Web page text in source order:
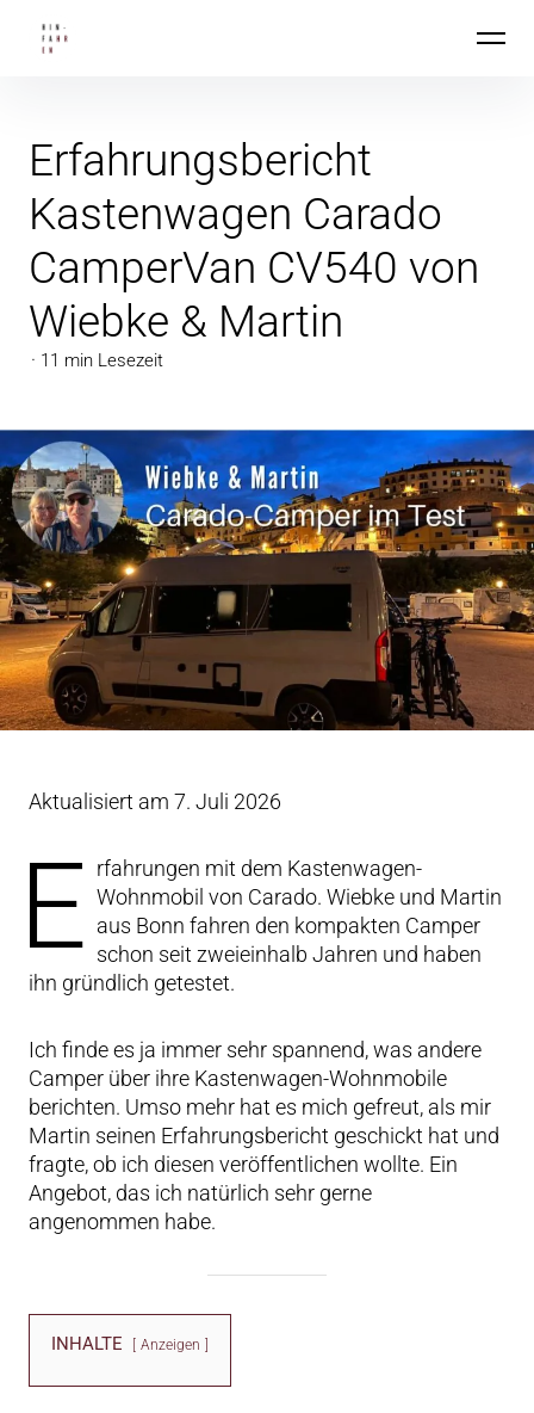
überspringenHin-Fahren
Erfahrungsbericht
Kastenwagen Carado
CamperVan CV540 von
Wiebke & Martin
11 min Lesezeit
Aktualisiert am 7. Juli 2026
E rfahrungen mit dem Kastenwagen-
Wohnmobil von Carado. Wiebke und Martin
aus Bonn fahren den kompakten Camper
schon seit zweieinhalb Jahren und haben
ihn gründlich getestet.
Ich finde es ja immer sehr spannend, was andere
Camper über ihre Kastenwagen-Wohnmobile
berichten. Umso mehr hat es mich gefreut, als mir
Martin seinen Erfahrungsbericht geschickt hat und
fragte, ob ich diesen veröffentlichen wollte. Ein
Angebot, das ich natürlich sehr gerne
angenommen habe.
INHALTE Anzeigen